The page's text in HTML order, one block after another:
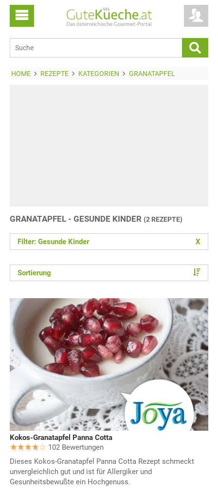
HOME REZEPTE KATEGORIEN GRANATAPFEL
GRANATAPFEL - GESUNDE KINDER (2 REZEPTE)
Filter: Gesunde Kinder X
Sortierung
Kokos-Granatapfel Panna Cotta
102 Bewertungen
Dieses Kokos-Granatapfel Panna Cotta Rezept schmeckt
unvergleichlich gut und ist für Allergiker und
Gesunheitsbewußte ein Hochgenuss.